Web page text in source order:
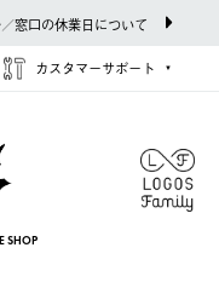
窓口の休業日について
カスタマーサポート
SHOP